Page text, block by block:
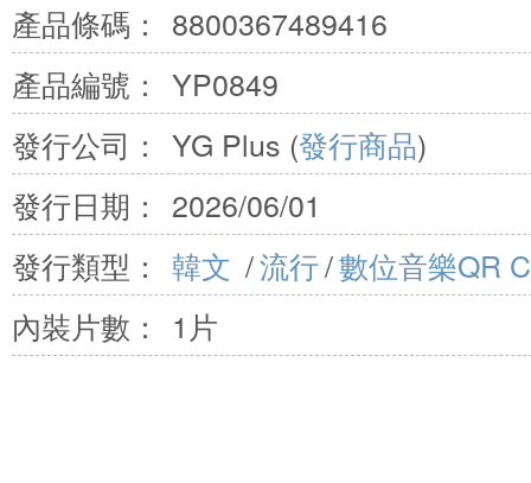
產品條碼：
8800367489416
產品編號： YP0849
發行公司： YG Plus (發行商品)
發行日期：
2026/06/01
發行類型： 韓文 /流行/數位音樂QR
內裝片數：
1片